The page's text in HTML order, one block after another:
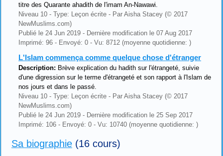
titre des Quarante ahadith de l'imam An-Nawawi.
Niveau 10 - Type: Leçon écrite - Par Aisha Stacey (© 2017
NewMuslims.com)
Publié le 24 Jun 2019 - Dernière modification le 07 Aug 2017
Imprimé: 96 - Envoyé: 0 - Vu: 8712 (moyenne quotidienne: )
L'Islam commença comme quelque chose d'étranger
Description: Brève explication du hadith sur l'étrangeté, suivie
d'une digression sur le terme d'étrangeté et son rapport à l'Islam de
nos jours et dans le passé.
Niveau 10 - Type: Leçon écrite - Par Aisha Stacey (© 2017
NewMuslims.com)
Publié le 24 Jun 2019 - Dernière modification le 25 Sep 2017
Imprimé: 106 - Envoyé: 0 - Vu: 10740 (moyenne quotidienne: )
Sa biographie (16 cours)